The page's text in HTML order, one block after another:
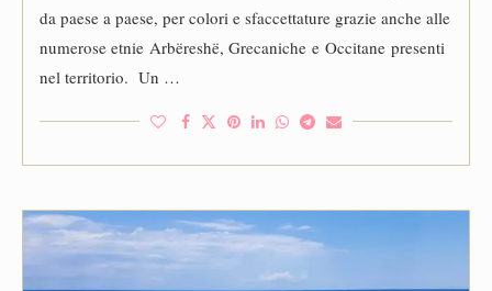
da paese a paese, per colori e sfaccettature grazie anche alle
numerose etnie Arbëreshë, Grecaniche e Occitane presenti
nel territorio. Un …